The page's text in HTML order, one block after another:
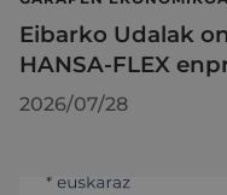
Eibarko Udalak
HANSA-FLEX
2026/07/28